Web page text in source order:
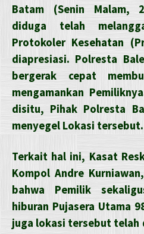
Batam (Senin Malam,
diduga telah
Protokoler Kesehatan
diapresiasi. Polresta
bergerak cepat
mengamankan
disitu, Pihak Polresta
menyegel Lokasi tersebut.
Terkait hal ini, Kasat
Kompol Andre
bahwa Pemilik
hiburan Pujasera Utama
juga lokasi tersebut telah